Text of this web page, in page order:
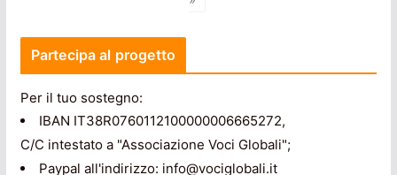
Partecipa al progetto
Per il tuo sostegno:
IBAN IT38R0760112100000006665272,
C/C intestato a "Associazione Voci Globali";
Paypal all'indirizzo: info@vociglobali.it